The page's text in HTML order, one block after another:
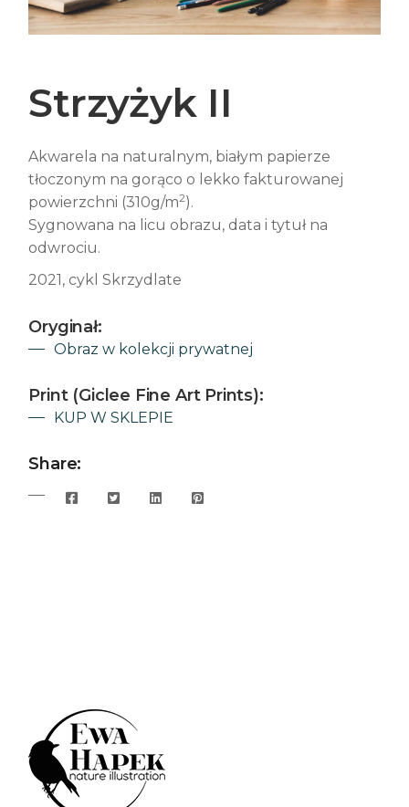
Strzyżyk II
Akwarela na naturalnym, białym papierze
tłoczonym na gorąco o lekko fakturowanej
powierzchni (310g/m2).
Sygnowana na licu obrazu, data i tytuł na
odwrociu.
2021, cykl Skrzydlate
Oryginał:
Obraz w kolekcji prywatnej
Print (Giclee Fine Art Prints):
KUP W SKLEPIE
Share: